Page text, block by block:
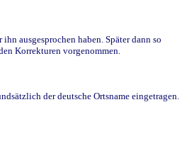
ausgesprochen haben. Später dann so
Korrekturen vorgenommen.
der deutsche Ortsname eingetragen.